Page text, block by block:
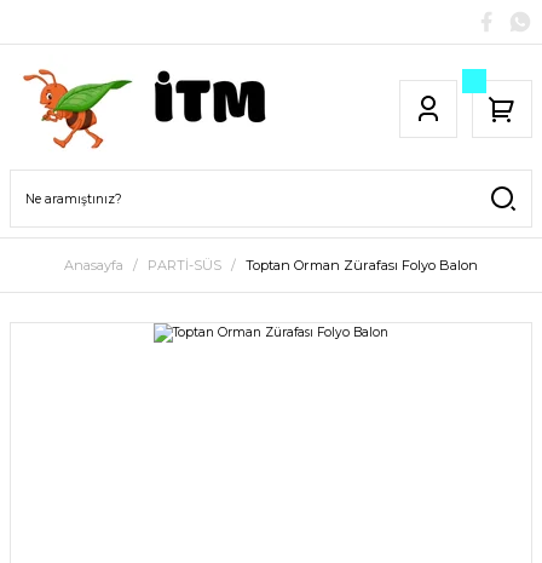
Anasayfa PARTİ-SÜS Toptan Orman Zürafası Folyo Balon